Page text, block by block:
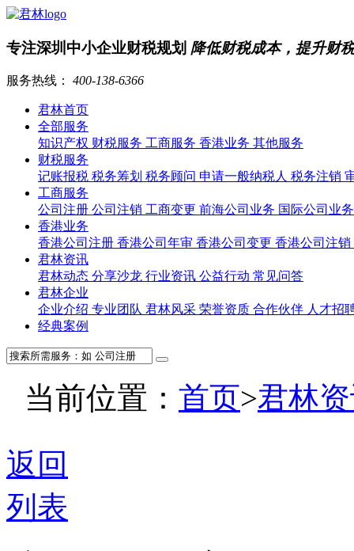
专注深圳中小企业财税规划 降低财税成本，提升财
服务热线： 400-138-6366
君林首页
全部服务
知识产权 财税服务 工商服务 香港业务 其他服务
财税服务
记账报税 税务筹划 税务顾问 申请一般纳税人 税务注销
工商服务
公司注册 公司注销 工商变更 前海公司业务 国际公司业
香港业务
香港公司注册 香港公司年审 香港公司变更 香港公司注销
君林资讯
君林动态 分享沙龙 行业资讯 公益行动 常见问答
君林企业
企业介绍 专业团队 君林风采 荣誉资质 合作伙伴 人才招
经典案例
当前位置： 首页>君林
返回
列表